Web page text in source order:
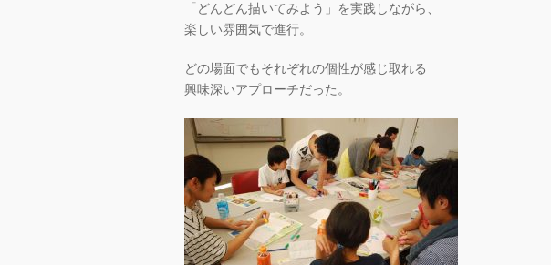
「どんどん描いてみよう」を実践しながら、
楽しい雰囲気で進行。
どの場面でもそれぞれの個性が感じ取れる
興味深いアプローチだった。